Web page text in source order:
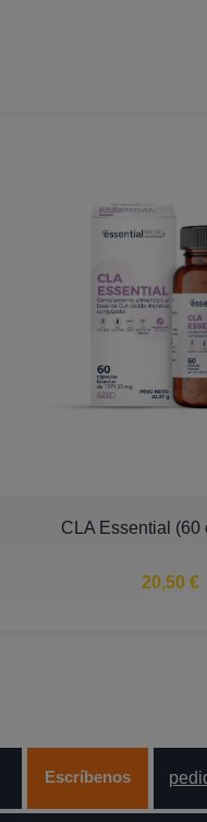
CLA Essential (60
20,50 €
Escríbenos